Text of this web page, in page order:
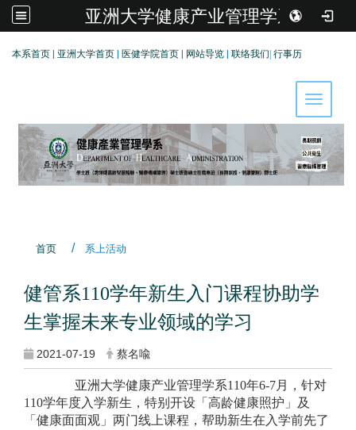
亚洲大学健康产业管理学系
本系首页 亚洲大学首页 医健学院首页 网站导览 联络我们 行事历
Toggle
首页 系上活动
健管系110学年新生入门课程协助学
生掌握未来专业领域的学习
2021-07-19 蔡名喩
亚洲大学健康产业管理学系110年6-7月，针对
110学年度入学新生，特别开设「高龄健康照护」及
「健康面面观」两门线上课程，帮助新生在入学前先了